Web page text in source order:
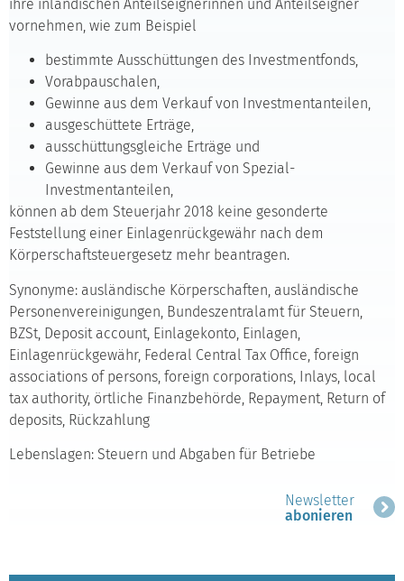
ihre inländischen Anteilseignerinnen und Anteilseigner
vornehmen, wie zum Beispiel
bestimmte Ausschüttungen des Investmentfonds,
Vorabpauschalen,
Gewinne aus dem Verkauf von Investmentanteilen,
ausgeschüttete Erträge,
ausschüttungsgleiche Erträge und
Gewinne aus dem Verkauf von Spezial-
Investmentanteilen,
können ab dem Steuerjahr 2018 keine gesonderte
Feststellung einer Einlagenrückgewähr nach dem
Körperschaftsteuergesetz mehr beantragen.
Synonyme: ausländische Körperschaften, ausländische
Personenvereinigungen, Bundeszentralamt für Steuern,
BZSt, Deposit account, Einlagekonto, Einlagen,
Einlagenrückgewähr, Federal Central Tax Office, foreign
associations of persons, foreign corporations, Inlays, local
tax authority, örtliche Finanzbehörde, Repayment, Return of
deposits, Rückzahlung
Lebenslagen: Steuern und Abgaben für Betriebe
Newsletter
abonieren